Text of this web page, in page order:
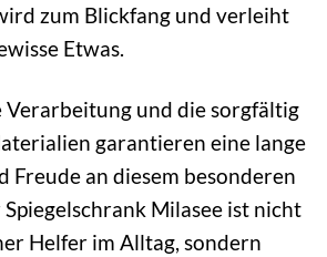
zum Blickfang und verleiht
Etwas.
und die sorgfältig
garantieren eine lange
Freude an diesem besonderen
Milasee ist nicht
Helfer im Alltag, sondern